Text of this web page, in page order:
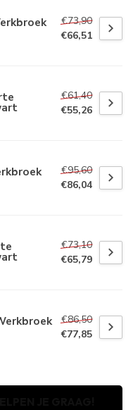
€73,90
€66,51
€61,40
€55,26
€95,60
€86,04
€73,10
€65,79
€86,50
€77,85